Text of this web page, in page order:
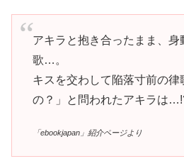
アキラと抱き合ったまま、身
歌…。
キスを交わして陥落寸前の律
の？」と問われたアキラは
「ebookjapan」紹介ページより